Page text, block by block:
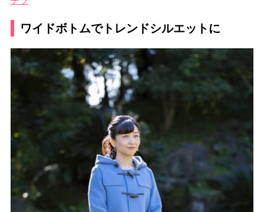
ワイドボトムでトレンドシルエットに